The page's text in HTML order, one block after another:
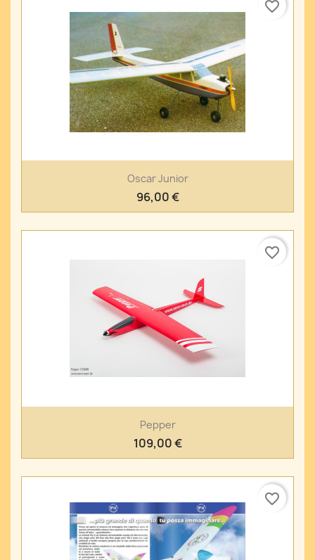
Oscar Junior
96,00 €
favorite_border
Pepper
109,00 €
favorite_border
favorite_border